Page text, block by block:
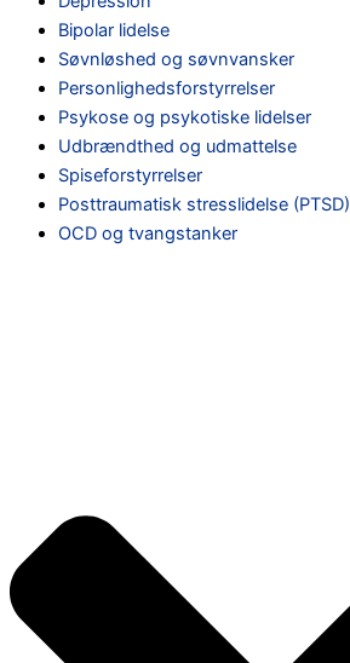
Bipolar lidelse
Søvnløshed og søvnvansker
Personlighedsforstyrrelser
Psykose og psykotiske lidelser
Udbrændthed og udmattelse
Spiseforstyrrelser
Posttraumatisk stresslidelse (PTSD)
OCD og tvangstanker